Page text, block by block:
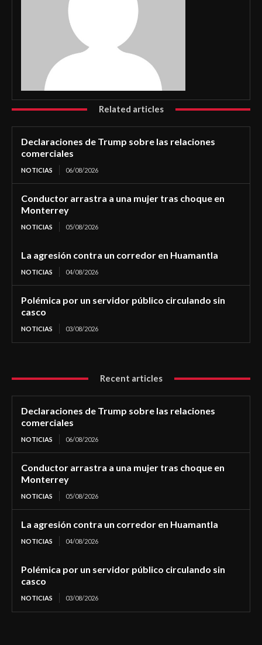
Related articles
Declaraciones de Trump sobre las relaciones
comerciales
NOTICIAS 06/08/2026
Conductor arrastra a una mujer tras choque en
Monterrey
NOTICIAS 05/08/2026
La agresión contra un corredor en Huamantla
NOTICIAS 04/08/2026
Polémica por un servidor público circulando sin
casco
NOTICIAS 03/08/2026
Recent articles
Declaraciones de Trump sobre las relaciones
comerciales
NOTICIAS 06/08/2026
Conductor arrastra a una mujer tras choque en
Monterrey
NOTICIAS 05/08/2026
La agresión contra un corredor en Huamantla
NOTICIAS 04/08/2026
Polémica por un servidor público circulando sin
casco
NOTICIAS 03/08/2026